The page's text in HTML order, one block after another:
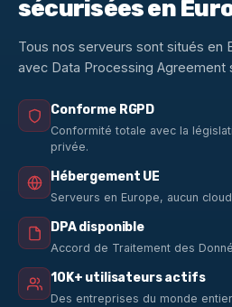
sécurisées en
Tous nos serveurs sont situés en
avec Data Processing Agreement
Conforme RGPD
Conformité totale avec la
privée.
Hébergement UE
Serveurs en Europe, aucun cloud
DPA disponible
Accord de Traitement des
10K+ utilisateurs actifs
Des entreprises du monde